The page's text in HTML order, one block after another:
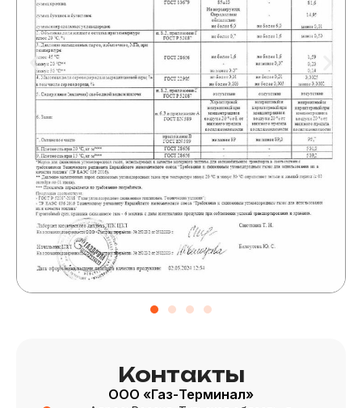
Контакты
ООО «Газ-Терминал»